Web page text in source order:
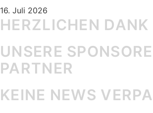
16. Juli 2026
HERZLICHEN DANK
UNSERE
PARTNER
KEINE NEWS